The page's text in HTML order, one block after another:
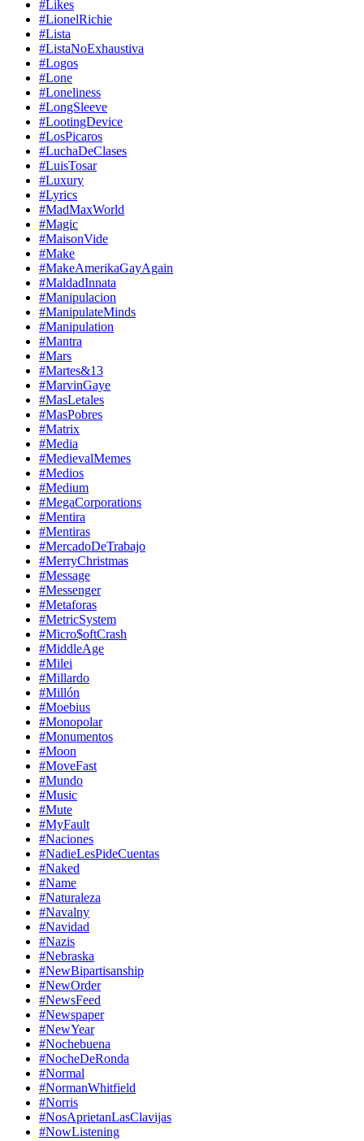
#Likes
#LionelRichie
#Lista
#ListaNoExhaustiva
#Logos
#Lone
#Loneliness
#LongSleeve
#LootingDevice
#LosPicaros
#LuchaDeClases
#LuisTosar
#Luxury
#Lyrics
#MadMaxWorld
#Magic
#MaisonVide
#Make
#MakeAmerikaGayAgain
#MaldadInnata
#Manipulacion
#ManipulateMinds
#Manipulation
#Mantra
#Mars
#Martes&13
#MarvinGaye
#MasLetales
#MasPobres
#Matrix
#Media
#MedievalMemes
#Medios
#Medium
#MegaCorporations
#Mentira
#Mentiras
#MercadoDeTrabajo
#MerryChristmas
#Message
#Messenger
#Metaforas
#MetricSystem
#Micro$oftCrash
#MiddleAge
#Milei
#Millardo
#Millón
#Moebius
#Monopolar
#Monumentos
#Moon
#MoveFast
#Mundo
#Music
#Mute
#MyFault
#Naciones
#NadieLesPideCuentas
#Naked
#Name
#Naturaleza
#Navalny
#Navidad
#Nazis
#Nebraska
#NewBipartisanship
#NewOrder
#NewsFeed
#Newspaper
#NewYear
#Nochebuena
#NocheDeRonda
#Normal
#NormanWhitfield
#Norris
#NosAprietanLasClavijas
#NowListening